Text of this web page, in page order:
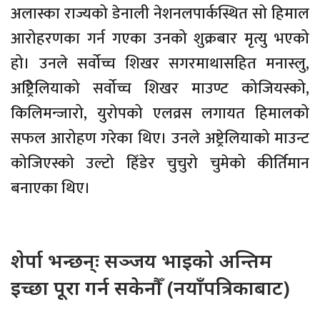
अलास्का राज्यको डेनाली नेशनलपार्कस्थित सो हिमाल
आरोहरणका गर्न गएका उनको शुक्रबार मृत्यु भएको
हो। उनले सर्वोच्च शिखर सगरमाथासहित मनास्लु,
अष्ट्रिेलियाको सर्वोच्च शिखर माउण्ट कोजियस्को,
किलिमन्जारो, युरोपको एलव्रस लगायत हिमालको
सफल आरोहण गरेका थिए। उनले अष्ट्रेलियाको माउन्ट
कोजिएस्को उल्टो हिँडेर चुचुरो चुमेको कीर्तिमान
बनाएका थिए।
शेर्पा भन्छन्ः सञ्जय भाइको अन्तिम
इच्छा पूरा गर्न सकेनौँ (नयाँपत्रिकाबाट)